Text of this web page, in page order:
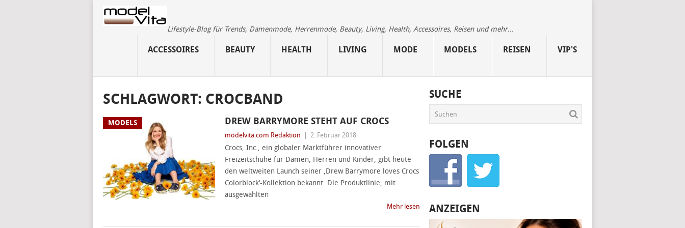
Lifestyle-Blog für Trends, Damenmode, Herrenmode, Beauty, Living, Health, Accessoires, Reisen und mehr...
ACCESSOIRES BEAUTY HEALTH LIVING MODE MODELS REISEN VIP'S
SCHLAGWORT: CROCBAND
MODELS DREW BARRYMORE STEHT AUF CROCS
modelvita.com Redaktion 2. Februar 2018
Crocs, Inc., ein globaler Marktführer innovativer
Freizeitschuhe für Damen, Herren und Kinder, gibt heute
den weltweiten Launch seiner ‚Drew Barrymore loves Crocs
Colorblock‘-Kollektion bekannt. Die Produktlinie, mit
ausgewählten
Mehr lesen
SUCHE
FOLGEN
ANZEIGEN